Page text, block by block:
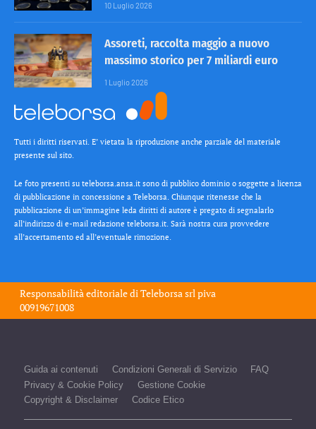
10 Luglio 2026
Assoreti, raccolta maggio a nuovo
massimo storico per 7 miliardi euro
1 Luglio 2026
Tutti i diritti riservati. E’ vietata la riproduzione anche parziale del materiale
presente sul sito.
Le foto presenti su teleborsa.ansa.it sono di pubblico dominio o soggette a licenza
di pubblicazione in concessione a Teleborsa. Chiunque ritenesse che la
pubblicazione di un’immagine leda diritti di autore è pregato di segnalarlo
all’indirizzo di e-mail redazione teleborsa.it. Sarà nostra cura provvedere
all’accertamento ed all’eventuale rimozione.
Responsabilità editoriale diTeleborsa srlpiva
00919671008
Guida ai contenuti Condizioni Generali di Servizio
FAQ
Privacy & Cookie Policy
Gestione Cookie
Copyright & Disclaimer
Codice Etico